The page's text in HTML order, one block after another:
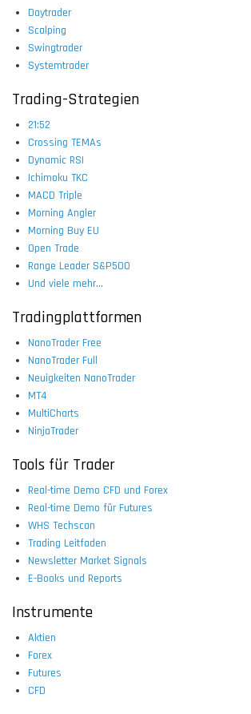
Daytrader
Scalping
Swingtrader
Systemtrader
Trading-Strategien
21:52
Crossing TEMAs
Dynamic RSI
Ichimoku TKC
MACD Triple
Morning Angler
Morning Buy EU
Open Trade
Range Leader S&P500
Und viele mehr...
Tradingplattformen
NanoTrader Free
NanoTrader Full
Neuigkeiten NanoTrader
MT4
MultiCharts
NinjaTrader
Tools für Trader
Real-time Demo CFD und Forex
Real-time Demo für Futures
WHS Techscan
Trading Leitfaden
Newsletter Market Signals
E-Books und Reports
Instrumente
Aktien
Forex
Futures
CFD